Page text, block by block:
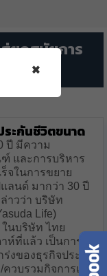
ยุคสมัยการ
ะกันชีวิตขนาด
ปี มีความ
และการบริหาร
จในการขยาย
ลนด์ มากว่า 30 ปี
าวว่า บริษัท
Life)
นบริษัท ไทย
ห์ที่แล้ว เป็นการ
ร่งของธุรกิจประกัน
วบรวมกิจการเพิ่ม
×